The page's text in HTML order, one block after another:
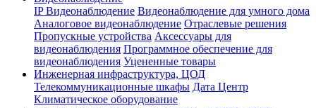
IP Видеонаблюдение Видеонаблюдение для умного дома
Аналоговое видеонаблюдение Отраслевые решения
Пропускные устройства Аксессуары для
видеонаблюдения Программное обеспечение для
видеонаблюдения Уцененные товары
Инженерная инфраструктура, ЦОД
Телекоммуникационные шкафы Дата Центр
Климатичeское оборудование